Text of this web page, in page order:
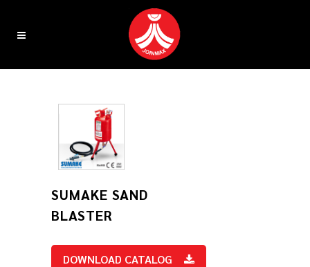
SUMAKE SAND
BLASTER
DOWNLOAD CATALOG